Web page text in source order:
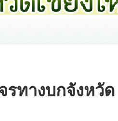
ทางบกจังหวัด